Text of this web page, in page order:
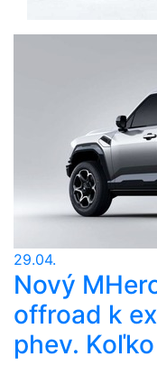
29.04.
Nový
offroad k
phev.